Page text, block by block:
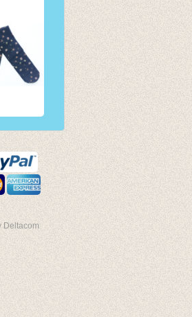
Deltacom